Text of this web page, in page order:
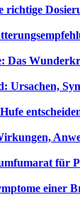
richtige
Das
Ursachen,
für
einer